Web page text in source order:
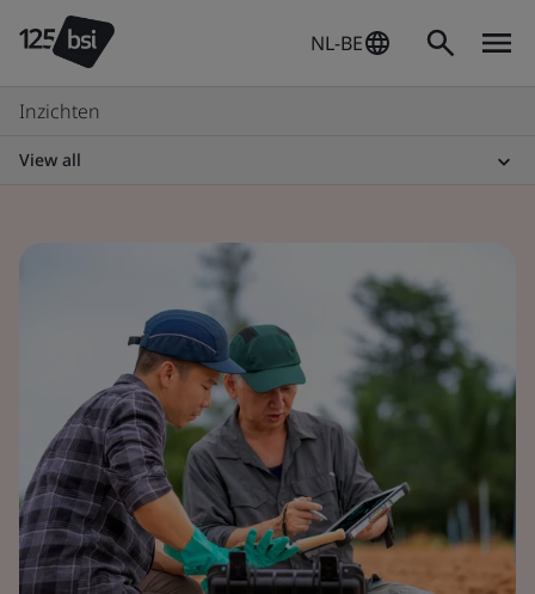
NL-BE
Inzichten
View all